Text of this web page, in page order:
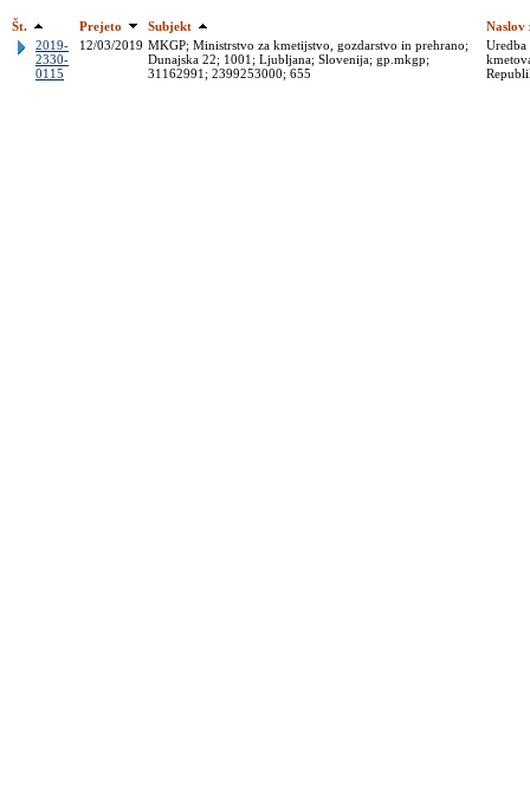
Št. Prejeto Subjekt
Naslov
2019-
2330-
0115
12/03/2019 MKGP; Ministrstvo za kmetijstvo, gozdarstvo in prehrano;
Dunajska 22; 1001; Ljubljana; Slovenija; gp.mkgp;
31162991; 2399253000; 655